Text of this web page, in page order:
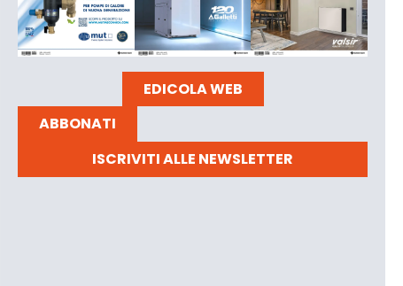
EDICOLA WEB
ABBONATI
ISCRIVITI ALLE NEWSLETTER